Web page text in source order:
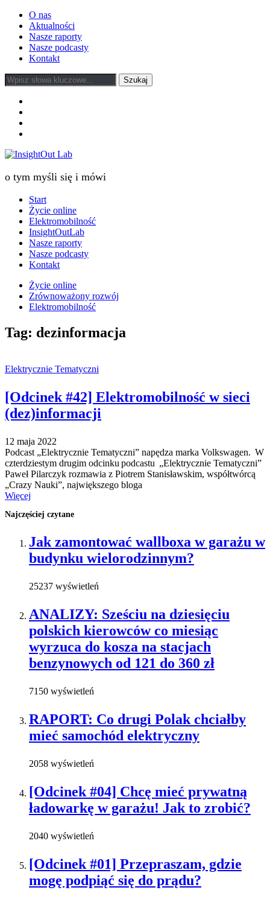
O nas
Aktualności
Nasze raporty
Nasze podcasty
Kontakt
o tym myśli się i mówi
Start
Życie online
Elektromobilność
InsightOutLab
Nasze raporty
Nasze podcasty
Kontakt
Życie online
Zrównoważony rozwój
Elektromobilność
Tag: dezinformacja
Elektrycznie Tematyczni
[Odcinek #42] Elektromobilność w sieci
(dez)informacji
12 maja 2022
Podcast „Elektrycznie Tematyczni” napędza marka Volkswagen. W
czterdziestym drugim odcinku podcastu „Elektrycznie Tematyczni”
Paweł Pilarczyk rozmawia z Piotrem Stanisławskim, współtwórcą
„Crazy Nauki”, największego bloga
Więcej
Najczęściej czytane
Jak zamontować wallboxa w garażu w
budynku wielorodzinnym?
25237 wyświetleń
ANALIZY: Sześciu na dziesięciu
polskich kierowców co miesiąc
wyrzuca do kosza na stacjach
benzynowych od 121 do 360 zł
7150 wyświetleń
RAPORT: Co drugi Polak chciałby
mieć samochód elektryczny
2058 wyświetleń
[Odcinek #04] Chcę mieć prywatną
ładowarkę w garażu! Jak to zrobić?
2040 wyświetleń
[Odcinek #01] Przepraszam, gdzie
mogę podpiąć się do prądu?